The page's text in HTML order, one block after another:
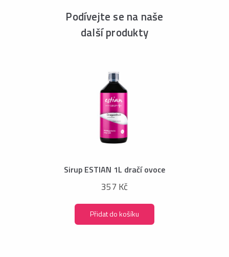
Podívejte se na naše
další produkty
Sirup ESTIAN 1L dračí ovoce
357 Kč
Přidat do košíku